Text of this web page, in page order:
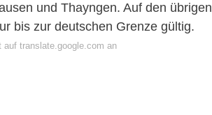
und Thayngen. Auf den übrigen
bis zur deutschen Grenze gültig.
translate.google.com an